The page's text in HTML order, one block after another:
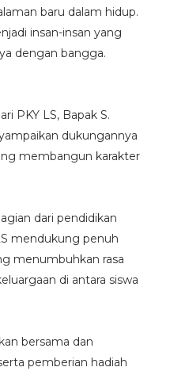
baru dalam hidup.
insan-insan yang
dengan bangga.
PKY LS, Bapak S.
dukungannya
membangun karakter
dari pendidikan
mendukung penuh
menumbuhkan rasa
di antara siswa
bersama dan
pemberian hadiah